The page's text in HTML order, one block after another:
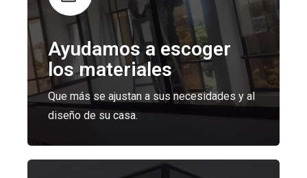
Ayudamos a escoger
los materiales
Que más se ajustan a sus necesidades y al
diseño de su casa.